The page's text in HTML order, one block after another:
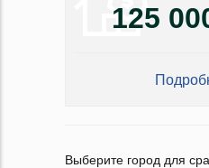
125
Выберите город для